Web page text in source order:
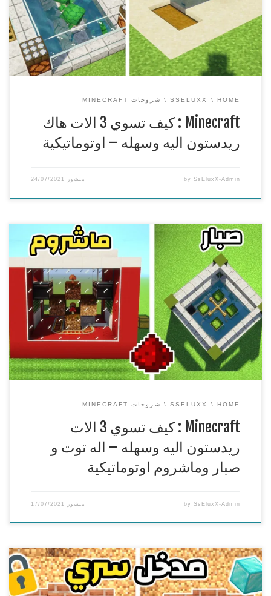
الحياة الواقعية فقط وانما ايضا في الالعاب الالات الاوتوماتيكية
والالية مساعدة كثيرا .وخاصة في ماين […]
HOME
SSELUXX شروحات MINECRAFT
Minecraft : كيف تسوي 3 الات هاك
ريدستون اليه وسهله – اوتوماتيكية
bySsEluxX-Admin منشور 24/07/2021
Minecraft : كيف تسوي 3 الات ريدستون اليه وسهله – اله توت و
صبار وماشروم اوتوماتيكية .في كل مكان الالات تساعد على تسهيل
الحياة فهي قد تغنيك عن بعض العمل وتقوم به بدلا عنك ,وهذا
الشي لا يقتصر على الحياة الواقعية فقط وانما ايضا في الالعاب
الالات الاوتوماتيكية والالية مساعدة […]
HOME
SSELUXX شروحات MINECRAFT
Minecraft : كيف تسوي 3 الات
ريدستون اليه وسهله – اله توت و
صبار وماشروم اوتوماتيكية
bySsEluxX-Admin منشور 17/07/2021